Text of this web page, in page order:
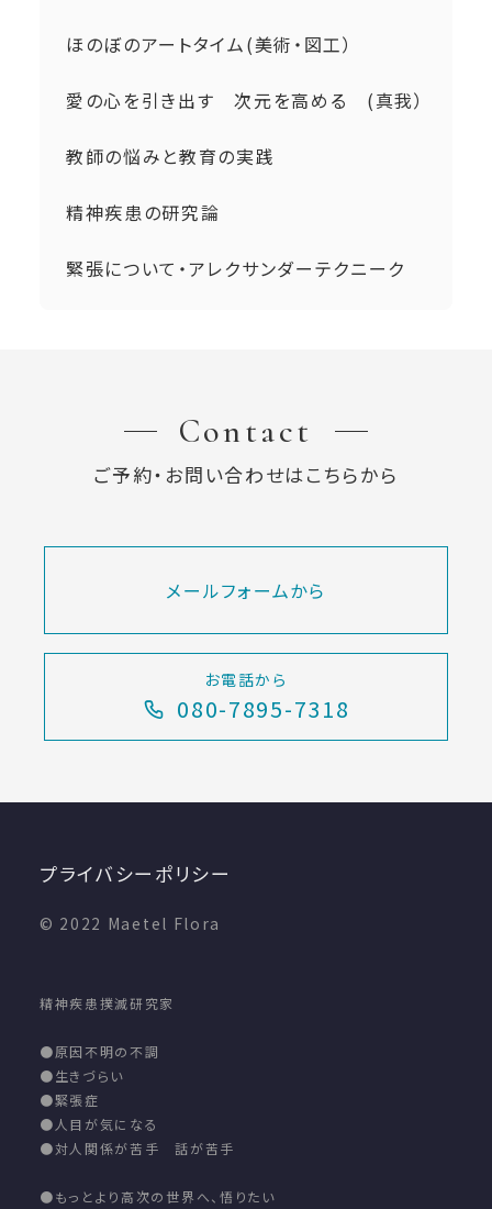
ほのぼのアートタイム(美術・図工）
愛の心を引き出す 次元を高める (真我）
教師の悩みと教育の実践
精神疾患の研究論
緊張について・アレクサンダーテクニーク
Contact
ご予約・お問い合わせはこちらから
メールフォームから
お電話から
080-7895-7318
プライバシーポリシー
© 2022 Maetel Flora
精神疾患撲滅研究家
●原因不明の不調
●生きづらい
●緊張症
●人目が気になる
●対人関係が苦手 話が苦手
●もっとより高次の世界へ、悟りたい